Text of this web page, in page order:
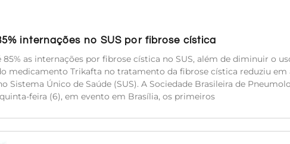
internações no SUS por fibrose cística
as internações por fibrose cística no SUS, além de diminuir o
medicamento Trikafta no tratamento da fibrose cística reduziu em
Sistema Único de Saúde (SUS). A Sociedade Brasileira de
feira (6), em evento em Brasília, os primeiros